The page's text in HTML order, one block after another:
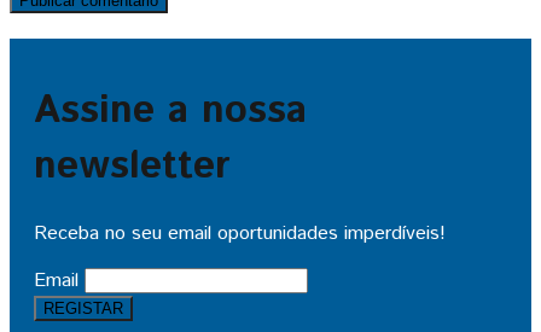
Assine a nossa
newsletter
Receba no seu email oportunidades imperdíveis!
Email